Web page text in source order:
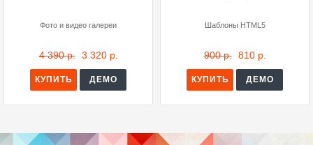
Фото и видео галереи
4 390 р. 3 320 р.
КУПИТЬ ДЕМО
Шаблоны HTML5
900 р. 810 р.
КУПИТЬ ДЕМО